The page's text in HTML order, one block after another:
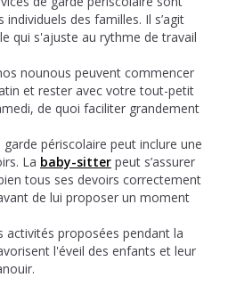
des familles. Il s’agit
qui s'ajuste au rythme de travail
nounous peuvent commencer
et rester avec votre tout-petit
de quoi faciliter grandement
garde périscolaire peut inclure une
La baby-sitter peut s’assurer
tous ses devoirs correctement
de lui proposer un moment
activités proposées pendant la
l'éveil des enfants et leur